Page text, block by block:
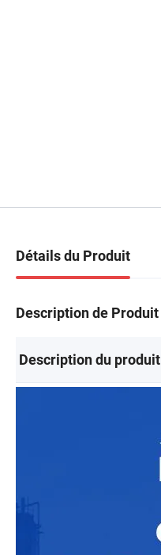
Détails du Produit
Description de Produit
Description du produit